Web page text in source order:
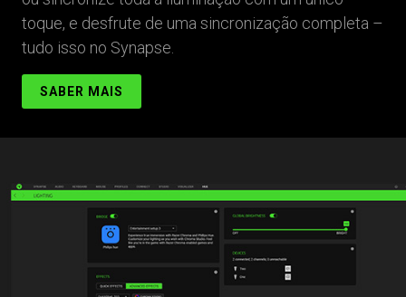
toque, e desfrute de uma sincronização completa –
tudo isso no Synapse.
SABER MAIS